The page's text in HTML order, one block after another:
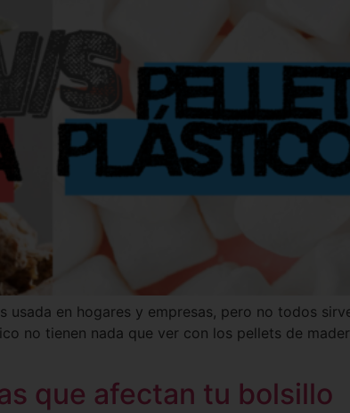
en hogares y empresas, pero no todos
no tienen nada que ver con los pellets de
que afectan tu bolsillo